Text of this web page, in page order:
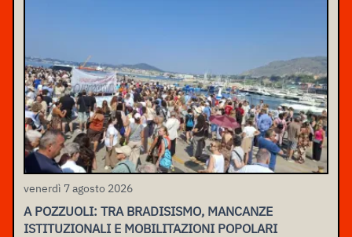
venerdì 7 agosto 2026
A POZZUOLI: TRA BRADISISMO, MANCANZE
ISTITUZIONALI E MOBILITAZIONI POPOLARI